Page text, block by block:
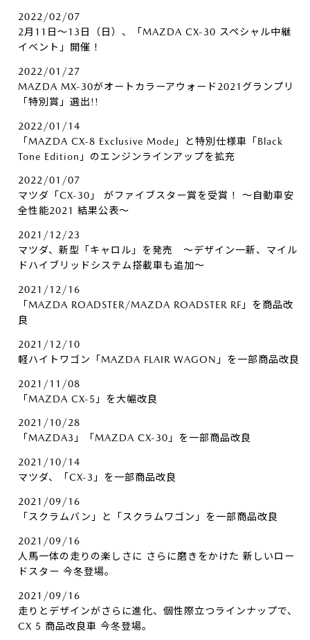
2022/02/07
2月11日～13日（日）、「MAZDA CX-30 スペシャル中継
イベント」開催！
2022/01/27
MAZDA MX-30がオートカラーアウォード2021グランプリ
「特別賞」選出!!
2022/01/14
「MAZDA CX-8 Exclusive Mode」と特別仕様車「Black
Tone Edition」のエンジンラインアップを拡充
2022/01/07
マツダ「CX-30」 がファイブスター賞を受賞！ ～自動車安
全性能2021 結果公表～
2021/12/23
マツダ、新型「キャロル」を発売 ～デザイン一新、マイル
ドハイブリッドシステム搭載車も追加～
2021/12/16
「MAZDA ROADSTER/MAZDA ROADSTER RF」を商品改
良
2021/12/10
軽ハイトワゴン「MAZDA FLAIR WAGON」を一部商品改良
2021/11/08
「MAZDA CX-5」を大幅改良
2021/10/28
「MAZDA3」「MAZDA CX-30」を一部商品改良
2021/10/14
マツダ、「CX-3」を一部商品改良
2021/09/16
「スクラムバン」と「スクラムワゴン」を一部商品改良
2021/09/16
人馬一体の走りの楽しさに さらに磨きをかけた 新しいロー
ドスター 今冬登場。
2021/09/16
走りとデザインがさらに進化、個性際立つラインナップで、
CX 5 商品改良車 今冬登場。